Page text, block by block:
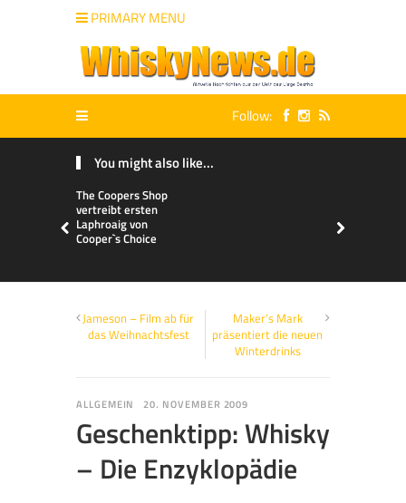
PRIMARY MENU
Follow:
You might also like...
The Coopers Shop
vertreibt ersten
Laphroaig von
Cooper`s Choice
Jameson – Film ab für
das Weihnachtsfest
Maker’s Mark
präsentiert die neuen
Winterdrinks
ALLGEMEIN 20. NOVEMBER 2009
Geschenktipp: Whisky
– Die Enzyklopädie